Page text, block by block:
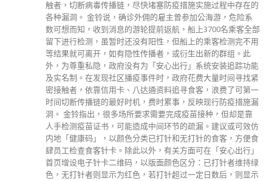
触者，切断病毒传播链，尽快堵塞防疫措施实施过程中存在的
各种漏洞。 金铃说，确诊外佣的雇主曾参加公海游，危险系
数可想而知，收到消息的游轮提前返航，船上3700名乘客全部
留下进行检测，虽暂时还没有阳性，但船上的乘客检测完不用
等结果就可离开，如有隐性传播者，或衍生出新的群组。此
外，为尊重私隐，政府没有为「安心出行」系统安装追踪功能
及实名制。在发现社区播疫事件时，政府花费大量时间寻找紧
密接触者，依靠信用卡、八达通资料追寻食客，浪费了可第一
时间切断传播链的最好时机，费时累事，反映现行防疫措施漏
洞。 金铃指出，很多场所要求需要完成疫苗接种，但却是靠
人手检测疫苗证书，可能造成中间环节的疏漏。建议或可效仿
内地「健康码」，以颜色分类已打针和无打针的食客，方便食
肆员工检查食客针卡。除此以外，有关方面可在「安心出行」
首页增设电子针卡二维码，以版面颜色区分：已打针者维持绿
色，无打针者则显示为红色，若打针超过一定日数后，则显示